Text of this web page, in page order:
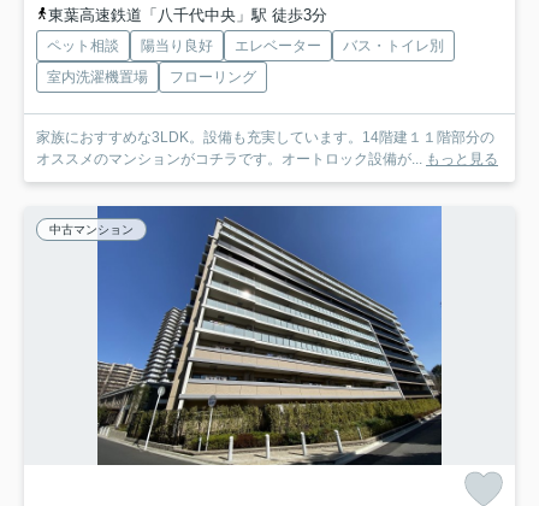
東葉高速鉄道「八千代中央」駅 徒歩3分
ペット相談 陽当り良好 エレベーター
バス・トイレ別
室内洗濯機置場
フローリング
家族におすすめな3LDK。設備も充実しています。14階建１１階部分の
オススメのマンションがコチラです。オートロック設備が... もっと見る
中古マンション